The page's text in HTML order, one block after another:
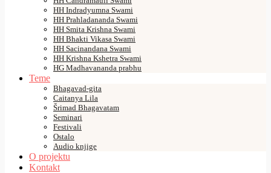
HH Indradyumna Swami
HH Prahladananda Swami
HH Smita Krishna Swami
HH Bhakti Vikasa Swami
HH Sacinandana Swami
HH Krishna Kshetra Swami
HG Madhavananda prabhu
Teme
Bhagavad-gita
Caitanya Lila
Šrimad Bhagavatam
Seminari
Festivali
Ostalo
Audio knjige
O projektu
Kontakt